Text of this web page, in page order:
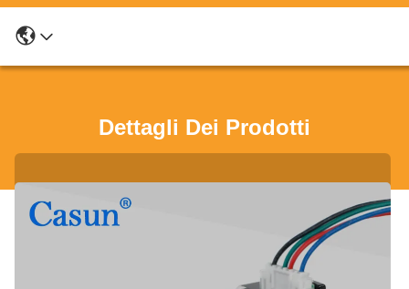
Dettagli Dei Prodotti